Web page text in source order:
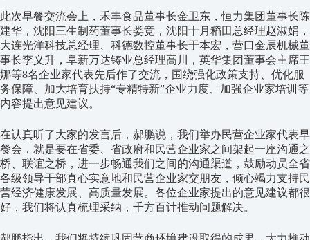
此次早餐交流会上，禾丰食品董事长金卫东，恒力集团董事长陈
建华，沈阳三生制药董事长娄竞，沈阳十月稻田总经理赵淑娟，
大连光洋科技总经理、科德数控董事长于本宏，营口金辰机械董
事长李义升，阜新万达铸业总经理高川，英华集团董事会主席王
娜等8名企业家代表先后作了交流，围绕强化政策支持、优化服
务保障、加大培育扶持“专精特新”企业力度、加强企业家培训等
内容提出意见建议。
在认真听了大家的发言后，郝鹏说，我们举办民营企业家代表早
餐会，就是要在省委、省政府和民营企业家之间架起一座沟通之
桥、联谊之桥，进一步畅通我们之间的沟通渠道，鼓励动员全省
各级领导干部真心实意地和民营企业家交朋友，倾心竭力支持民
营经济健康发展、高质量发展。各位企业家提出的意见建议都很
好，我们将认真梳理采纳，千方百计推动问题解决。